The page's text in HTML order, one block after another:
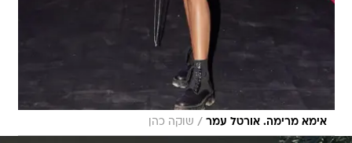
אימא מרימה. אורטל עמר / שוקה כהן